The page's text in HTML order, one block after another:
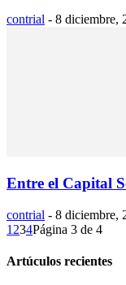
contrial - 8 diciembre,
Entre el Capital
contrial - 8 diciembre,
1 234Página 3 de 4
Artúculos recientes